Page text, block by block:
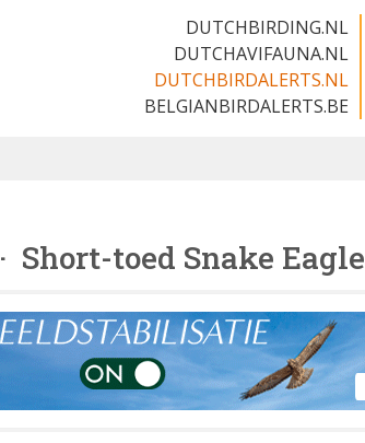
DUTCHBIRDING.NL
DUTCHAVIFAUNA.NL
DUTCHBIRDALERTS.NL
BELGIANBIRDALERTS.BE
· Short-toed Snake Eagle